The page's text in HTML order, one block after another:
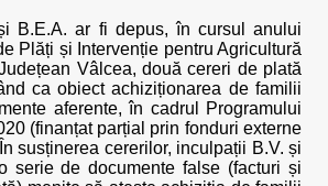
B.E.A. ar fi depus, în cursul anului
Plăți și Intervenție pentru Agricultură
Vâlcea, două cereri de plată
ca obiect achiziționarea de familii
aferente, în cadrul Programului
(finanțat parțial prin fonduri externe
susținerea cererilor, inculpații B.V. și
serie de documente false (facturi și